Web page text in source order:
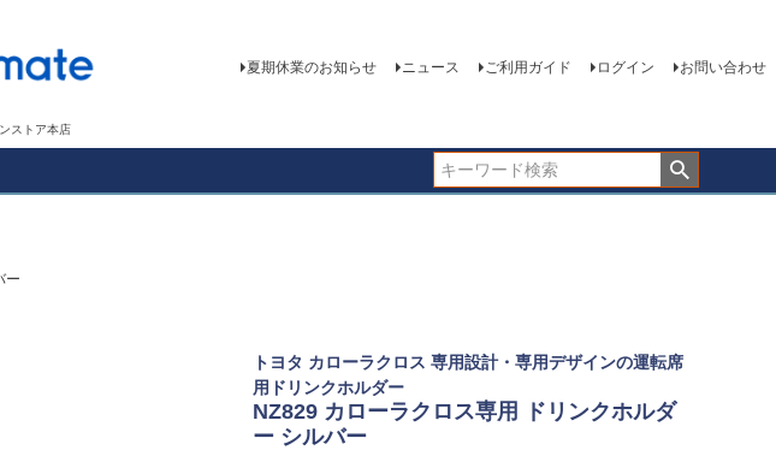
ストア本店
夏期休業のお知らせ ニュース ご利用ガイド ログイン お問い合わせ
ー
トヨタ カローラクロス 専用設計・専用デザインの運転席
用ドリンクホルダー
NZ829 カローラクロス専用 ドリンクホルダ
ー シルバー